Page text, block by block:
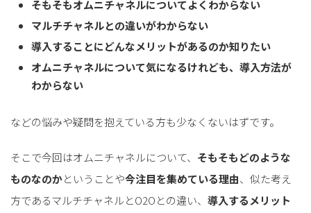
そもそもオムニチャネルについてよくわからない
マルチチャネルとの違いがわからない
導入することにどんなメリットがあるのか知りたい
オムニチャネルについて気になるけれども、導入方法が
わからない
などの悩みや疑問を抱えている方も少なくないはずです。
そこで今回はオムニチャネルについて、 そもそもどのような
ものなのかということや今注目を集めている理由、似た考え
方であるマルチチャネルとO2Oとの違い、 導入するメリット